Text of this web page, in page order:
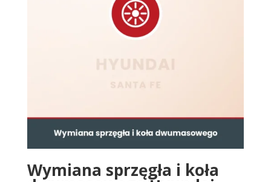
Wymiana sprzęgła i koła